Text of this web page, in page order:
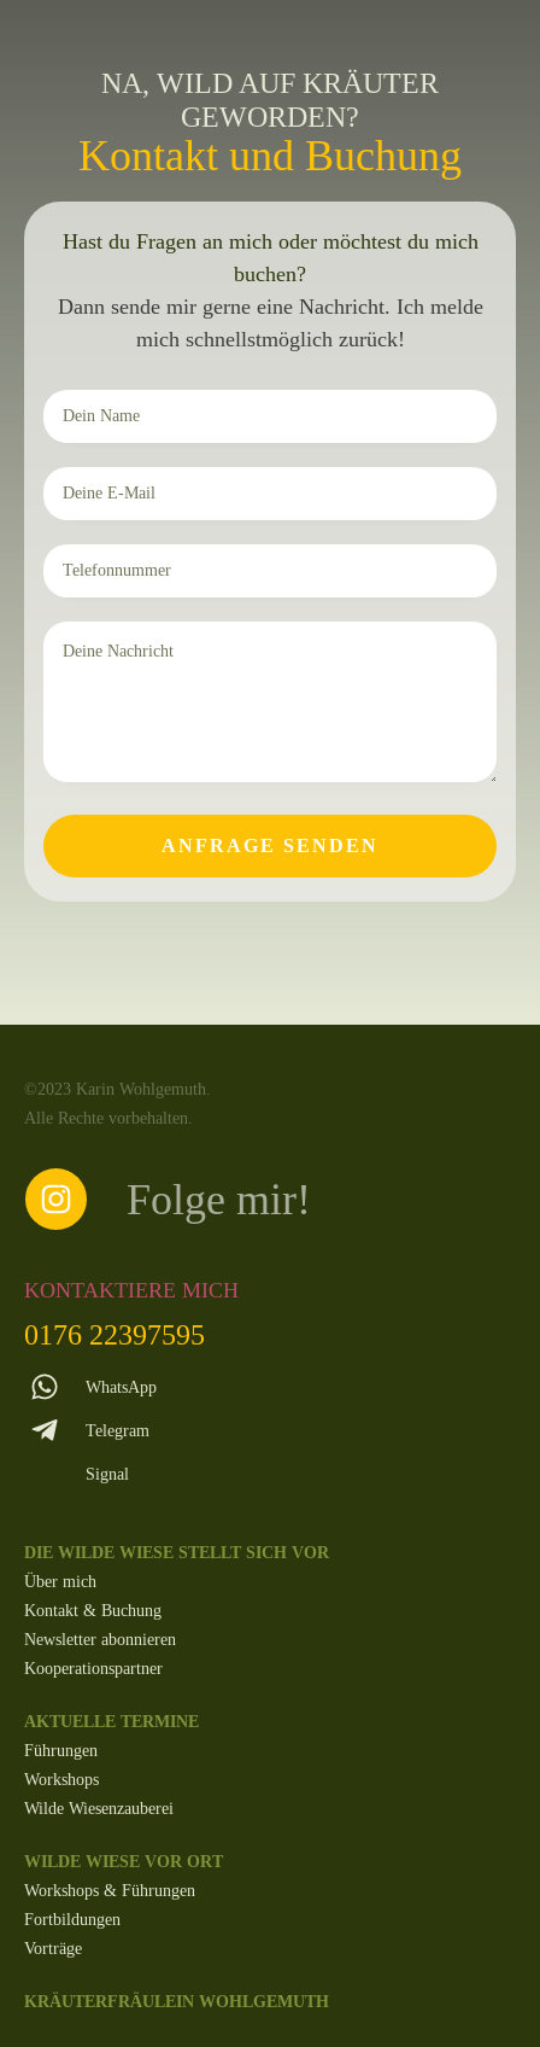
NA, WILD AUF KRÄUTER
GEWORDEN?
Kontakt und Buchung
Hast du Fragen an mich oder möchtest du mich
buchen?
Dann sende mir gerne eine Nachricht. Ich melde
mich schnellstmöglich zurück!
ANFRAGE SENDEN
©2023 Karin Wohlgemuth.
Alle Rechte vorbehalten.
Folge mir!
KONTAKTIERE MICH
0176 22397595
WhatsApp
Telegram
Signal
DIE WILDE WIESE STELLT SICH VOR
Über mich
Kontakt & Buchung
Newsletter abonnieren
Kooperationspartner
AKTUELLE TERMINE
Führungen
Workshops
Wilde Wiesenzauberei
WILDE WIESE VOR ORT
Workshops & Führungen
Fortbildungen
Vorträge
KRÄUTERFRÄULEIN WOHLGEMUTH